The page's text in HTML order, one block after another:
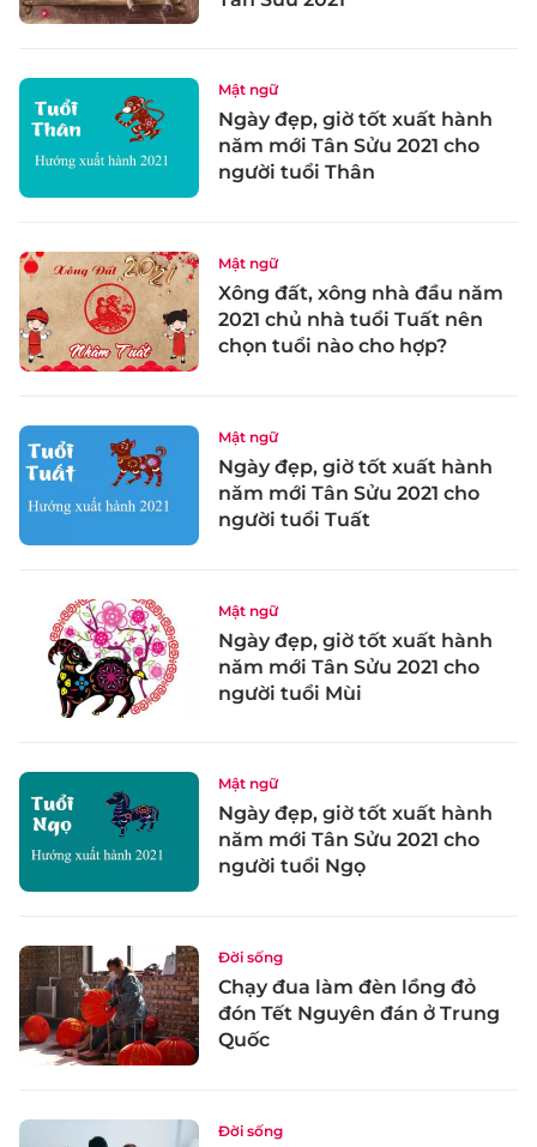
Mật ngữ
Ngày đẹp, giờ tốt xuất hành
năm mới Tân Sửu 2021 cho
người tuổi Thân
Mật ngữ
Xông đất, xông nhà đầu năm
2021 chủ nhà tuổi Tuất nên
chọn tuổi nào cho hợp?
Mật ngữ
Ngày đẹp, giờ tốt xuất hành
năm mới Tân Sửu 2021 cho
người tuổi Tuất
Mật ngữ
Ngày đẹp, giờ tốt xuất hành
năm mới Tân Sửu 2021 cho
người tuổi Mùi
Mật ngữ
Ngày đẹp, giờ tốt xuất hành
năm mới Tân Sửu 2021 cho
người tuổi Ngọ
Đời sống
Chạy đua làm đèn lồng đỏ
đón Tết Nguyên đán ở Trung
Quốc
Đời sống